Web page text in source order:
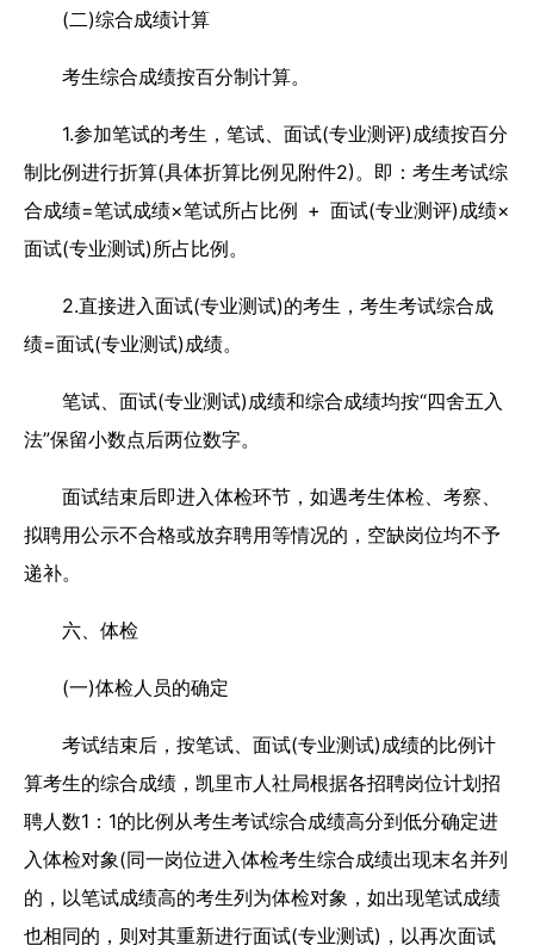
(二)综合成绩计算
考生综合成绩按百分制计算。
1.参加笔试的考生，笔试、面试(专业测评)成绩按百分
制比例进行折算(具体折算比例见附件2)。即：考生考试综
合成绩=笔试成绩×笔试所占比例 + 面试(专业测评)成绩×
面试(专业测试)所占比例。
2.直接进入面试(专业测试)的考生，考生考试综合成
绩=面试(专业测试)成绩。
笔试、面试(专业测试)成绩和综合成绩均按“四舍五入
法”保留小数点后两位数字。
面试结束后即进入体检环节，如遇考生体检、考察、
拟聘用公示不合格或放弃聘用等情况的，空缺岗位均不予
递补。
六、体检
(一)体检人员的确定
考试结束后，按笔试、面试(专业测试)成绩的比例计
算考生的综合成绩，凯里市人社局根据各招聘岗位计划招
聘人数1：1的比例从考生考试综合成绩高分到低分确定进
入体检对象(同一岗位进入体检考生综合成绩出现末名并列
的，以笔试成绩高的考生列为体检对象，如出现笔试成绩
也相同的，则对其重新进行面试(专业测试)，以再次面试